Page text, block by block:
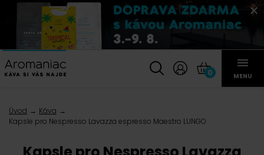
0 MENU
Úvod
Káva
Kapsle pro Nespresso Lavazza espresso Maestro LUNGO